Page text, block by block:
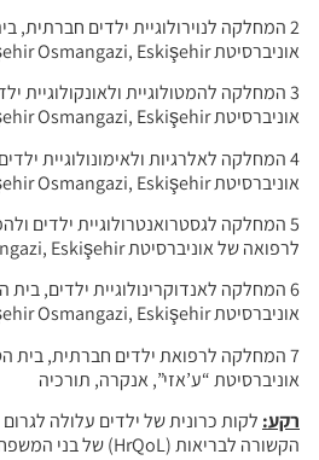
2 המחלקה לנוירולוגיית ילדים
אוניברסיטת Eskişehir Osmangazi, Eskişehir, תורכיה
3 המחלקה להמטולוגיית ולאונקולוגיית
אוניברסיטת Eskişehir Osmangazi, Eskişehir, תורכיה
4 המחלקה לאלרגיות ולאימונולוגיית
אוניברסיטת Eskişehir Osmangazi, Eskişehir, תורכיה
5 המחלקה לגסטרואנטרולוגיית ילדים
לרפואה של אוניברסיטת Eskişehir Osmangazi, Eskişehir, תורכיה
6 המחלקה לאנדוקרינולוגיית ילדים,
אוניברסיטת Eskişehir Osmangazi, Eskişehir, תורכיה
7 המחלקה לרפואת ילדים חברתית, בית
אוניברסיטת “ע’אזי”, אנקרה, תורכיה
רקע: לקות כרונית של ילדים עלולה לגרום
הקשורה לבריאות (HrQoL) של בני המשפחה.